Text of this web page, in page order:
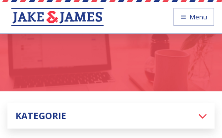
Menu
KATEGORIE